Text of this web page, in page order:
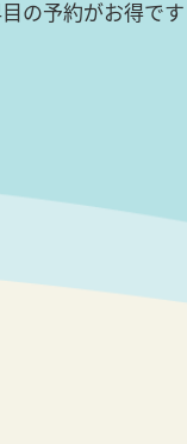
の予約がお得です